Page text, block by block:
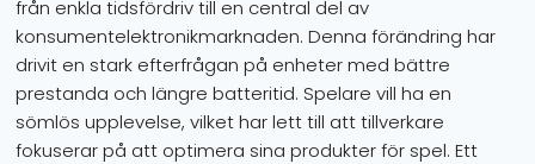
från enkla tidsfördriv till en central del av
konsumentelektronikmarknaden. Denna förändring har
drivit en stark efterfrågan på enheter med bättre
prestanda och längre batteritid. Spelare vill ha en
sömlös upplevelse, vilket har lett till att tillverkare
fokuserar på att optimera sina produkter för spel. Ett